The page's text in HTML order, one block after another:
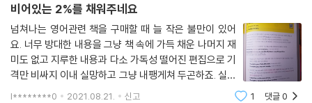
UNIT 7 시간이 늦었으니 집에 가야겠다고 말할 때는 〉 I want to go ho
me ???
UNIT 8 내가 커피 사겠다고 할 때는 〉 I’ll buy you coffee ???
UNIT 9 민망하고 창피한 기분을 나타낼 때는 〉 I am embarrassing ???
.
UNIT 10 상대의 칭찬에 여유롭게 대처할 때는 〉 No ??? .
비어있는 2%를 채워주네요
넘쳐나는 영어관련 책을 구매할 때 늘 작은 불만이 있어
요. 너무 방대한 내용을 그냥 책 속에 가득 채운 나머지 재
미도 없고 지루한 내용과 다소 가독성 떨어진 편집으로 기
격만 비싸지 이내 실망하고 그냥 내팽게쳐 두곤하죠. 실력
까지 늘지않아 안 그래도 고통스러워 하는 저에게 이중의
l********0 2021.08.21. 신고 1 댓글0